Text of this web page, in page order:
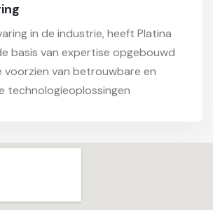
in de industrie, heeft Platina
basis van expertise opgebouwd
voorzien van betrouwbare en
technologieoplossingen